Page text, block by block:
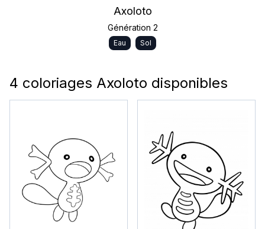
Axoloto
Génération 2
Eau Sol
4 coloriages Axoloto disponibles